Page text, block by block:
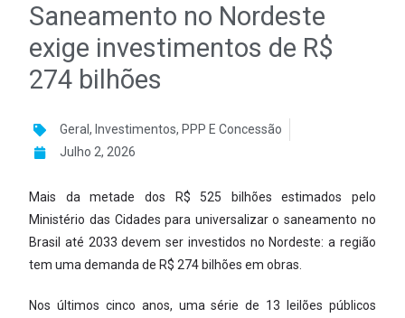
Saneamento no Nordeste
exige investimentos de R$
274 bilhões
Geral, Investimentos, PPP E Concessão
Julho 2, 2026
Mais da metade dos R$ 525 bilhões estimados pelo
Ministério das Cidades para universalizar o saneamento no
Brasil até 2033 devem ser investidos no Nordeste: a região
tem uma demanda de R$ 274 bilhões em obras.
Nos últimos cinco anos, uma série de 13 leilões públicos